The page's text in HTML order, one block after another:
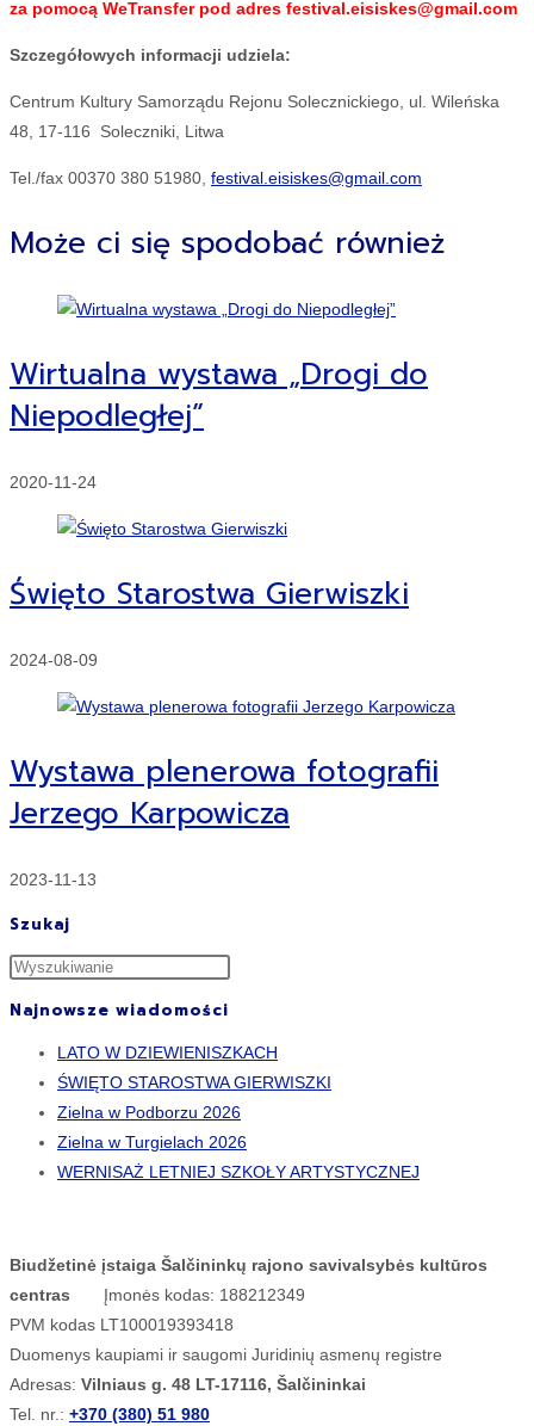
za pomocą WeTransfer pod adres festival.eisiskes@gmail.com
Szczegółowych informacji udziela:
Centrum Kultury Samorządu Rejonu Solecznickiego, ul. Wileńska
48, 17-116 Soleczniki, Litwa
Tel./fax 00370 380 51980, festival.eisiskes@gmail.com
Może ci się spodobać również
Wirtualna wystawa „Drogi do
Niepodległej”
2020-11-24
Święto Starostwa Gierwiszki
2024-08-09
Wystawa plenerowa fotografii
Jerzego Karpowicza
2023-11-13
Szukaj
Najnowsze wiadomości
LATO W DZIEWIENISZKACH
ŚWIĘTO STAROSTWA GIERWISZKI
Zielna w Podborzu 2026
Zielna w Turgielach 2026
WERNISAŻ LETNIEJ SZKOŁY ARTYSTYCZNEJ
Biudžetinė įstaiga Šalčininkų rajono savivalsybės kultūros
centras
Įmonės kodas: 188212349
PVM kodas LT100019393418
Duomenys kaupiami ir saugomi Juridinių asmenų registre
Adresas: Vilniaus g. 48 LT-17116, Šalčininkai
Tel. nr.: +370 (380) 51 980